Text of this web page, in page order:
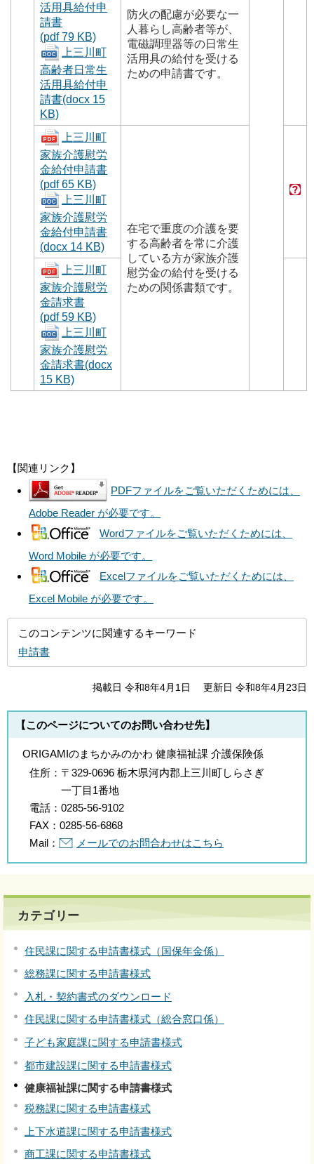
活用具給付申
請書
(pdf 79 KB)
上三川町
高齢者日常生
活用具給付申
請書(docx 15
KB)
防火の配慮が必要な一
人暮らし高齢者等が、
電磁調理器等の日常生
活用具の給付を受ける
ための申請書です。
上三川町
家族介護慰労
金給付申請書
(pdf 65 KB)
上三川町
家族介護慰労
金給付申請書
(docx 14 KB)
在宅で重度の介護を要
する高齢者を常に介護
している方が家族介護
慰労金の給付を受ける
ための関係書類です。
上三川町
家族介護慰労
金請求書
(pdf 59 KB)
上三川町
家族介護慰労
金請求書(docx
15 KB)
【関連リンク】
PDFファイルをご覧いただくためには、
Adobe Reader が必要です。
Wordファイルをご覧いただくためには、
Word Mobile が必要です。
Excelファイルをご覧いただくためには、
Excel Mobile が必要です。
このコンテンツに関連するキーワード
申請書
掲載日 令和8年4月1日 更新日 令和8年4月23日
【このページについてのお問い合わせ先】
ORIGAMIのまちかみのかわ 健康福祉課 介護保険係
住所： 〒329-0696 栃木県河内郡上三川町しらさぎ
一丁目1番地
電話： 0285-56-9102
FAX： 0285-56-6868
Mail：
メールでのお問合わせはこちら
カテゴリー
住民課に関する申請書様式（国保年金係）
総務課に関する申請書様式
入札・契約書式のダウンロード
住民課に関する申請書様式（総合窓口係）
子ども家庭課に関する申請書様式
都市建設課に関する申請書様式
健康福祉課に関する申請書様式
税務課に関する申請書様式
上下水道課に関する申請書様式
商工課に関する申請書様式